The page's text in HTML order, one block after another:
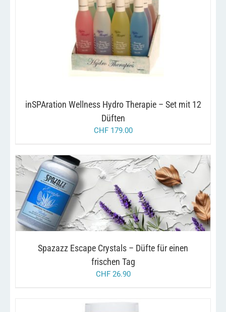
IN DEN WARENKORB / DETAILS
inSPAration Wellness Hydro Therapie – Set mit 12
Düften
CHF179.00
AUSFÜHRUNG WÄHLEN DIESES
PRODUKT
WEIST
MEHRERE
VARIANTEN
DIE
KÖNNEN
AUF
GEWÄHLT
/ DETAILS
Spazazz Escape Crystals – Düfte für einen
frischen Tag
CHF26.90